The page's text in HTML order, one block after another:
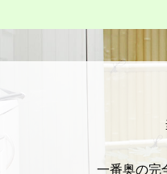
一番奥の完